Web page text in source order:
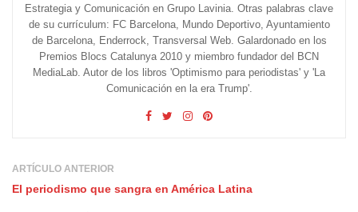
Estrategia y Comunicación en Grupo Lavinia. Otras palabras clave
de su currículum: FC Barcelona, Mundo Deportivo, Ayuntamiento
de Barcelona, Enderrock, Transversal Web. Galardonado en los
Premios Blocs Catalunya 2010 y miembro fundador del BCN
MediaLab. Autor de los libros 'Optimismo para periodistas' y 'La
Comunicación en la era Trump'.
ARTÍCULO ANTERIOR
El periodismo que sangra en América Latina